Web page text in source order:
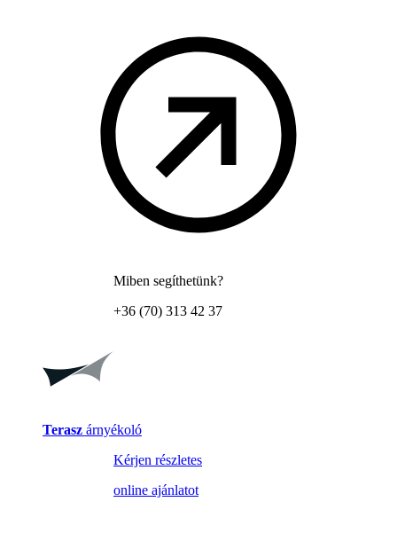
Miben segíthetünk?
+36 (70) 313 42 37
Terasz árnyékoló
Kérjen részletes
online ajánlatot